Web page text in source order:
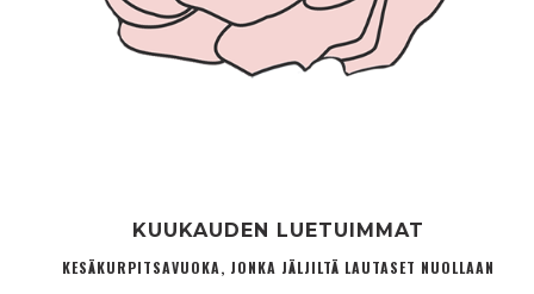
KUUKAUDEN LUETUIMMAT
KESÄKURPITSAVUOKA, JONKA JÄLJILTÄ LAUTASET NUOLLAAN